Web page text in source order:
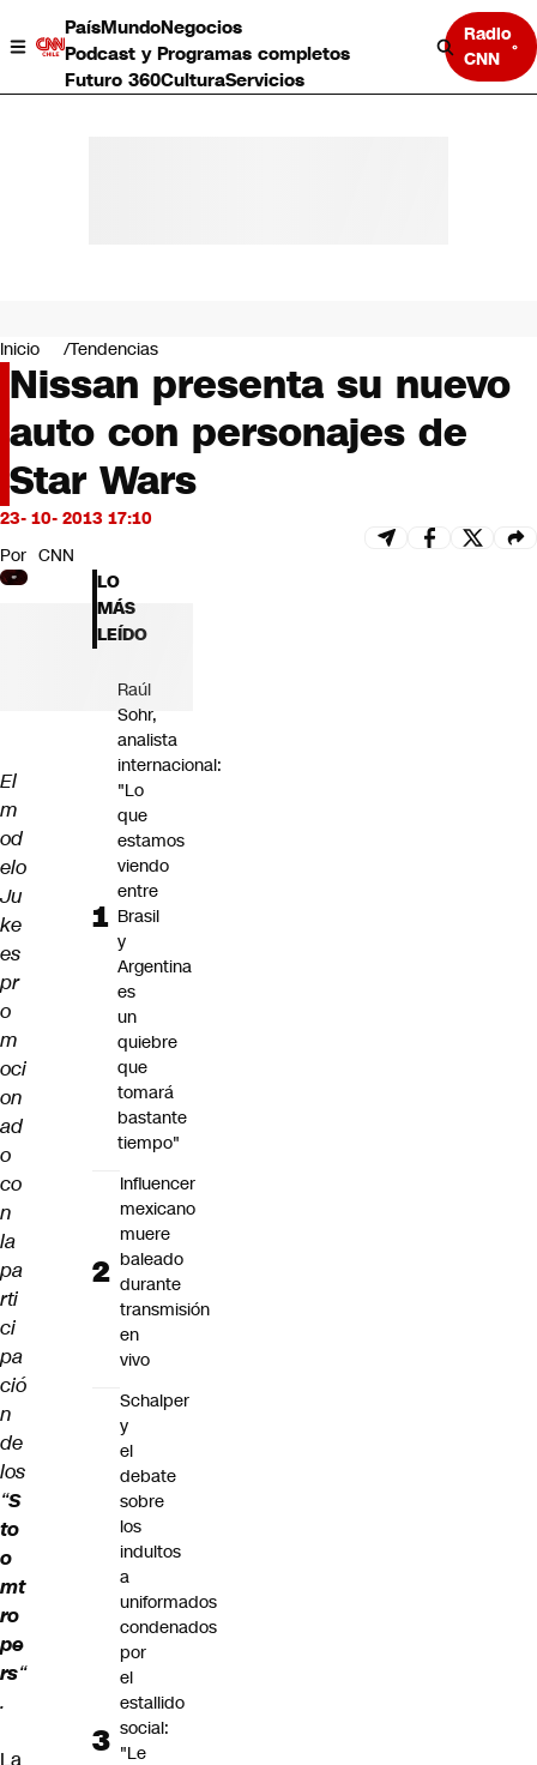
PaísMundoNegocios
Podcast y Programas completos
Futuro 360CulturaServicios
Radio
CNN
Negocios
Deportes
Programas completos
Cultura
Servicios
Bits
CNN tiempo
Futuro 360
Opinión
Inicio Tendencias
Nissan presenta su nuevo
auto con personajes de
Star Wars
23- 10- 2013 17:10
Por CNN
El
m
od
elo
Ju
ke
es
pr
o
m
oci
on
ad
o
co
n
la
pa
rti
ci
pa
ció
n
de
los
“S
to
o
mt
ro
pe
rs“
.
La
LO
MÁS
LEÍDO
Raúl
Sohr,
analista
internacional:
"Lo
que
estamos
viendo
entre
Brasil
y
Argentina
es
un
quiebre
que
tomará
bastante
tiempo"
Influencer
mexicano
muere
baleado
durante
transmisión
en
vivo
Schalper
y
el
debate
sobre
los
indultos
a
uniformados
condenados
por
el
estallido
social:
"Le